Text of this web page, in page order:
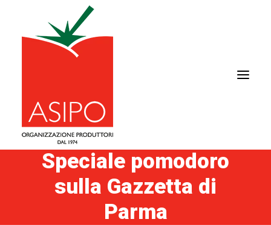
CHI SIAMO
Speciale pomodoro
sulla Gazzetta di
Parma